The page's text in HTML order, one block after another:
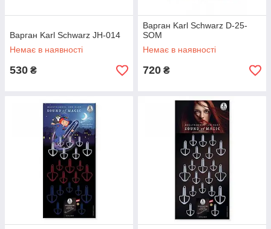
Варган Karl Schwarz JH-014
Немає в наявності
530 ₴
Варган Karl Schwarz D-25-
SOM
Немає в наявності
720 ₴